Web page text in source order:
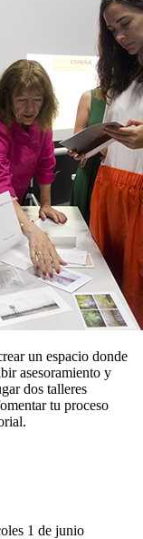
un espacio donde
asesoramiento y
dos talleres
tu proceso
1 de junio